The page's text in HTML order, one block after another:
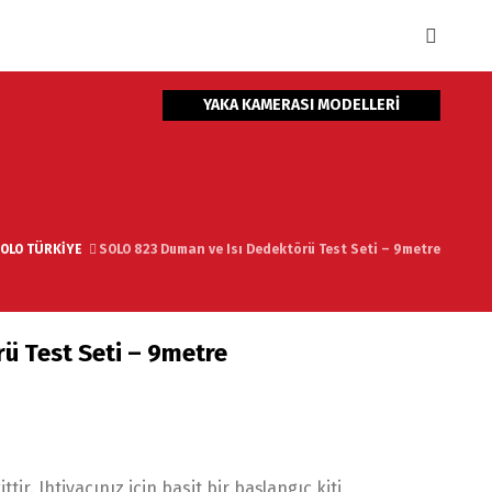
YAKA KAMERASI MODELLERİ
TÜRKİYE SOLO 823 Duman ve Isı Dedektörü Test Seti – 9metre
Test Seti – 9metre